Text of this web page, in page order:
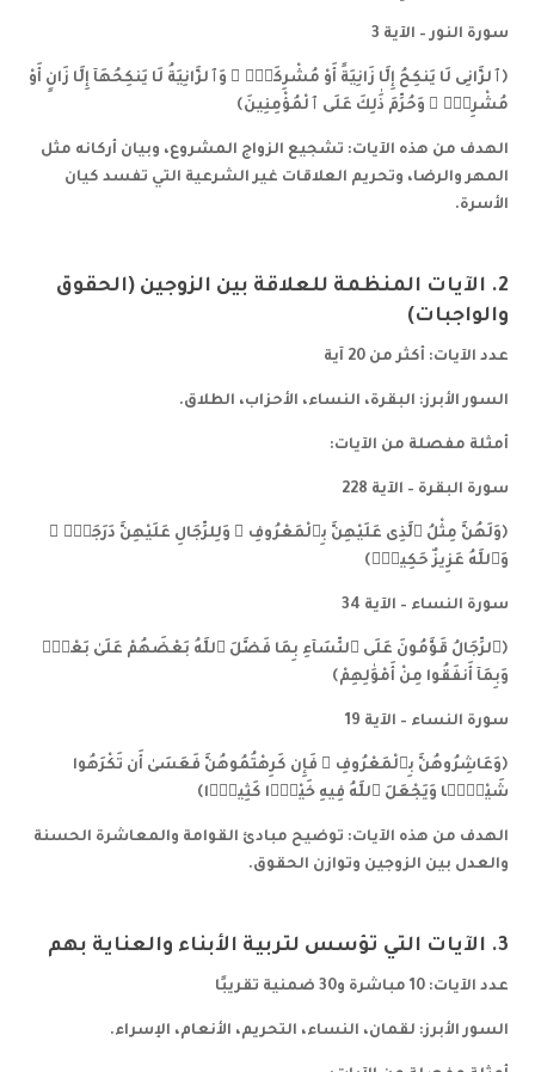
سورة النور – الآية 3
﴿ٱلزَّانِى لَا يَنكِحُ إِلَّا زَانِيَةً أَوْ مُشْرِكَةًۭ ۖ وَٱلزَّانِيَةُ لَا يَنكِحُهَآ إِلَّا زَانٍ أَوْ
مُشْرِكٌۭ ۚ وَحُرِّمَ ذَٰلِكَ عَلَى ٱلْمُؤْمِنِينَ﴾
الهدف من هذه الآيات: تشجيع الزواج المشروع، وبيان أركانه مثل
المهر والرضا، وتحريم العلاقات غير الشرعية التي تفسد كيان
الأسرة.
2. الآيات المنظمة للعلاقة بين الزوجين (الحقوق
والواجبات)
عدد الآيات: أكثر من 20 آية
السور الأبرز: البقرة، النساء، الأحزاب، الطلاق.
أمثلة مفصلة من الآيات:
سورة البقرة – الآية 228
﴿وَلَهُنَّ مِثْلُ ٱلَّذِى عَلَيْهِنَّ بِٱلْمَعْرُوفِ ۚ وَلِلرِّجَالِ عَلَيْهِنَّ دَرَجَةٌۭ ۗ
وَٱللَّهُ عَزِيزٌ حَكِيمٌۭ﴾
سورة النساء – الآية 34
﴿ٱلرِّجَالُ قَوَّٰمُونَ عَلَى ٱلنِّسَآءِ بِمَا فَضَّلَ ٱللَّهُ بَعْضَهُمْ عَلَىٰ بَعْضٍۢ
وَبِمَآ أَنفَقُوا مِنْ أَمْوَٰلِهِمْ﴾
سورة النساء – الآية 19
﴿وَعَاشِرُوهُنَّ بِٱلْمَعْرُوفِ ۚ فَإِن كَرِهْتُمُوهُنَّ فَعَسَىٰ أَن تَكْرَهُوا
شَيْـًۭٔا وَيَجْعَلَ ٱللَّهُ فِيهِ خَيْرًۭا كَثِيرًۭا﴾
الهدف من هذه الآيات: توضيح مبادئ القوامة والمعاشرة الحسنة
والعدل بين الزوجين وتوازن الحقوق.
3. الآيات التي تؤسس لتربية الأبناء والعناية بهم
عدد الآيات: 10 مباشرة و30 ضمنية تقريبًا
السور الأبرز: لقمان، النساء، التحريم، الأنعام، الإسراء.